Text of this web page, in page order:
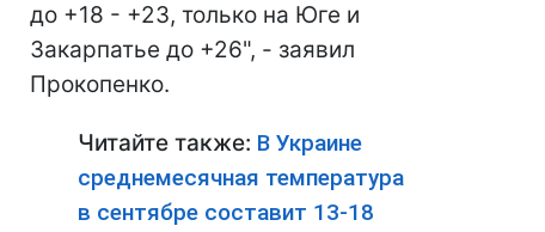
до +18 - +23, только на Юге и
Закарпатье до +26", - заявил
Прокопенко.
Читайте также: В Украине
среднемесячная температура
в сентябре составит 13-18